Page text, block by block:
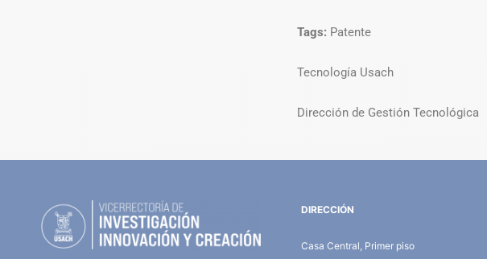
Tags: Patente
Tecnología Usach
Dirección de Gestión Tecnológica
DIRECCIÓN
Casa Central, Primer piso